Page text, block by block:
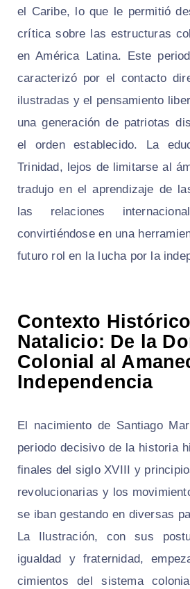
el Caribe, lo que le permitió
crítica sobre las estructuras
en América Latina. Este
caracterizó por el contacto
ilustradas y el pensamiento
una generación de patriotas
el orden establecido. La
Trinidad, lejos de limitarse al
tradujo en el aprendizaje de
las relaciones
convirtiéndose en una
futuro rol en la lucha por la
Contexto Histórico
Natalicio: De la
Colonial al
Independencia
El nacimiento de Santiago
periodo decisivo de la historia
finales del siglo XVIII y
revolucionarias y los
se iban gestando en diversas
La Ilustración, con sus
igualdad y fraternidad,
cimientos del sistema